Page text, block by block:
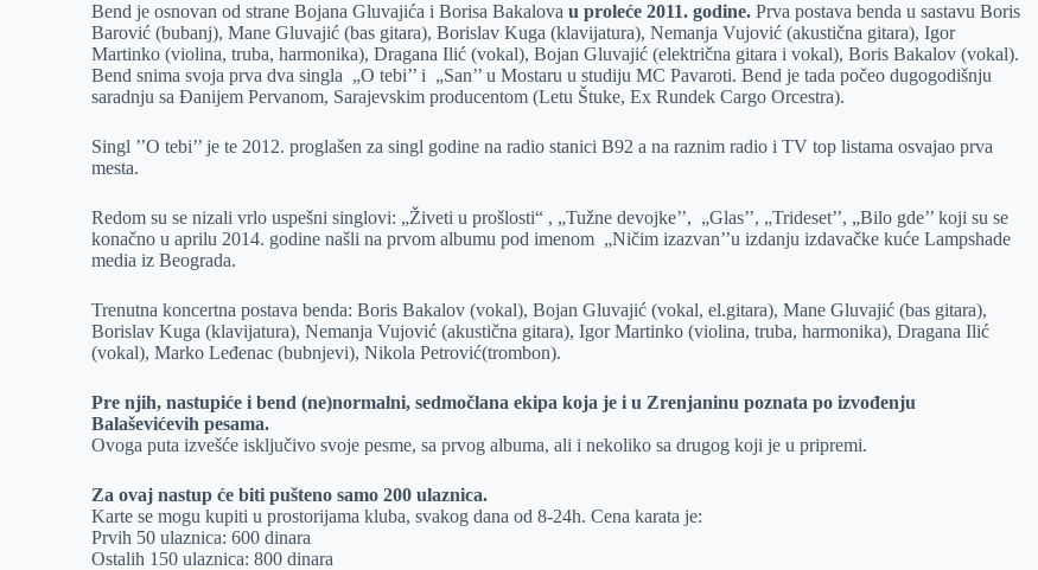
Bend je osnovan od strane Bojana Gluvajića i Borisa Bakalova u proleće 2011. godine. Prva postava benda u sastavu Boris
Barović (bubanj), Mane Gluvajić (bas gitara), Borislav Kuga (klavijatura), Nemanja Vujović (akustična gitara), Igor
Martinko (violina, truba, harmonika), Dragana Ilić (vokal), Bojan Gluvajić (električna gitara i vokal), Boris Bakalov (vokal).
Bend snima svoja prva dva singla „O tebi’’ i „San’’ u Mostaru u studiju MC Pavaroti. Bend je tada počeo dugogodišnju
saradnju sa Đanijem Pervanom, Sarajevskim producentom (Letu Štuke, Ex Rundek Cargo Orcestra).
Singl ’’O tebi’’ je te 2012. proglašen za singl godine na radio stanici B92 a na raznim radio i TV top listama osvajao prva
mesta.
Redom su se nizali vrlo uspešni singlovi: „Živeti u prošlosti“ , „Tužne devojke’’, „Glas’’, „Trideset’’, „Bilo gde’’ koji su se
konačno u aprilu 2014. godine našli na prvom albumu pod imenom „Ničim izazvan’’u izdanju izdavačke kuće Lampshade
media iz Beograda.
Trenutna koncertna postava benda: Boris Bakalov (vokal), Bojan Gluvajić (vokal, el.gitara), Mane Gluvajić (bas gitara),
Borislav Kuga (klavijatura), Nemanja Vujović (akustična gitara), Igor Martinko (violina, truba, harmonika), Dragana Ilić
(vokal), Marko Leđenac (bubnjevi), Nikola Petrović(trombon).
Pre njih, nastupiće i bend (ne)normalni, sedmočlana ekipa koja je i u Zrenjaninu poznata po izvođenju
Balaševićevih pesama.
Ovoga puta izvešće isključivo svoje pesme, sa prvog albuma, ali i nekoliko sa drugog koji je u pripremi.
Za ovaj nastup će biti pušteno samo 200 ulaznica.
Karte se mogu kupiti u prostorijama kluba, svakog dana od 8-24h. Cena karata je:
Prvih 50 ulaznica: 600 dinara
Ostalih 150 ulaznica: 800 dinara